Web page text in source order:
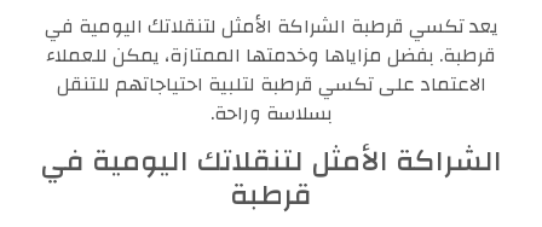
يعد تكسي قرطبة الشراكة الأمثل لتنقلاتك اليومية في
قرطبة. بفضل مزاياها وخدمتها الممتازة، يمكن للعملاء
الاعتماد على تكسي قرطبة لتلبية احتياجاتهم للتنقل
بسلاسة وراحة.
الشراكة الأمثل لتنقلاتك اليومية في
قرطبة